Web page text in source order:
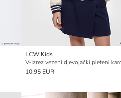
LCW Kids
V-izrez vezeni djevojački pleteni
10.95 EUR